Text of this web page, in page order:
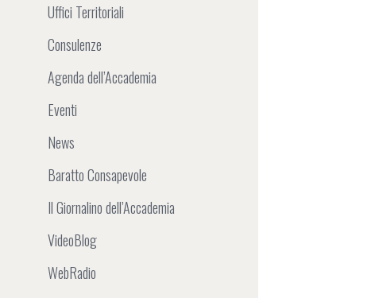
Uffici Territoriali
Consulenze
Agenda dell’Accademia
Eventi
News
Baratto Consapevole
Il Giornalino dell’Accademia
VideoBlog
WebRadio